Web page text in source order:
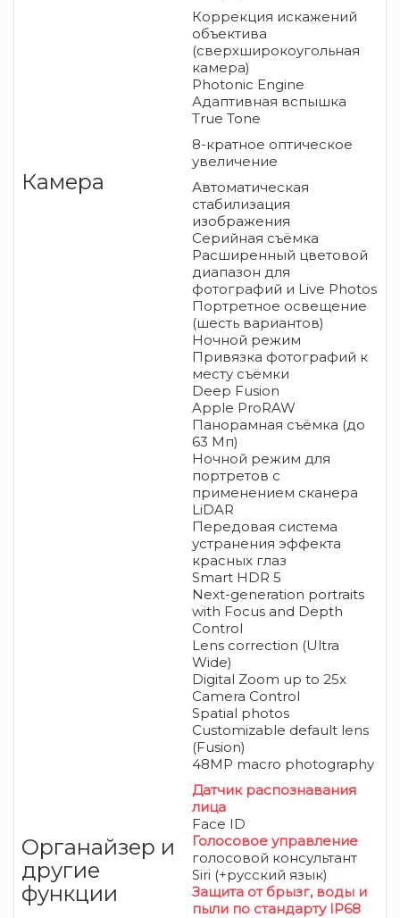
Камера
Коррекция искажений
объектива
(сверхширокоугольная
камера)
Photonic Engine
Адаптивная вспышка
True Tone
8-кратное оптическое
увеличение
Автоматическая
стабилизация
изображения
Серийная съëмка
Расширенный цветовой
диапазон для
фотографий и Live Photos
Портретное освещение
(шесть вариантов)
Ночной режим
Привязка фотографий к
месту съёмки
Deep Fusion
Apple ProRAW
Панорамная съёмка (до
63 Мп)
Ночной режим для
портретов с
применением сканера
LiDAR
Передовая система
устранения эффекта
красных глаз
Smart HDR 5
Next-generation portraits
with Focus and Depth
Control
Lens correction (Ultra
Wide)
Digital Zoom up to 25x
Camera Control
Spatial photos
Customizable default lens
(Fusion)
48MP macro photography
Органайзер и
другие
функции
Датчик распознавания
лица
Face ID
Голосовое управление
голосовой консультант
Siri (+русский язык)
Защита от брызг, воды и
пыли по стандарту IP68